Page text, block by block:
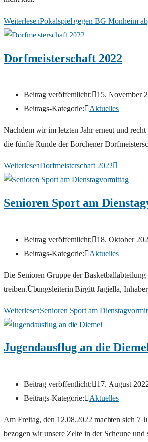
WeiterlesenPokalspiel gegen BG Monheim
Dorfmeisterschaft 2022
Beitrag veröffentlicht:
15. November
Beitrags-Kategorie:
Aktuelles
Nachdem wir im letzten Jahr erneut und
die fünfte Runde der Borchener
WeiterlesenDorfmeisterschaft 2022
Senioren Sport am
Beitrag veröffentlicht:
18. Oktober
Beitrags-Kategorie:
Aktuelles
Die Senioren Gruppe der
treiben.Übungsleiterin Birgitt Jagiella,
WeiterlesenSenioren Sport am
Jugendausflug an die Diemel
Beitrag veröffentlicht:
17. August 2022
Beitrags-Kategorie:
Aktuelles
Am Freitag, den 12.08.2022 machten sich 7
bezogen wir unsere Zelte in der Scheune